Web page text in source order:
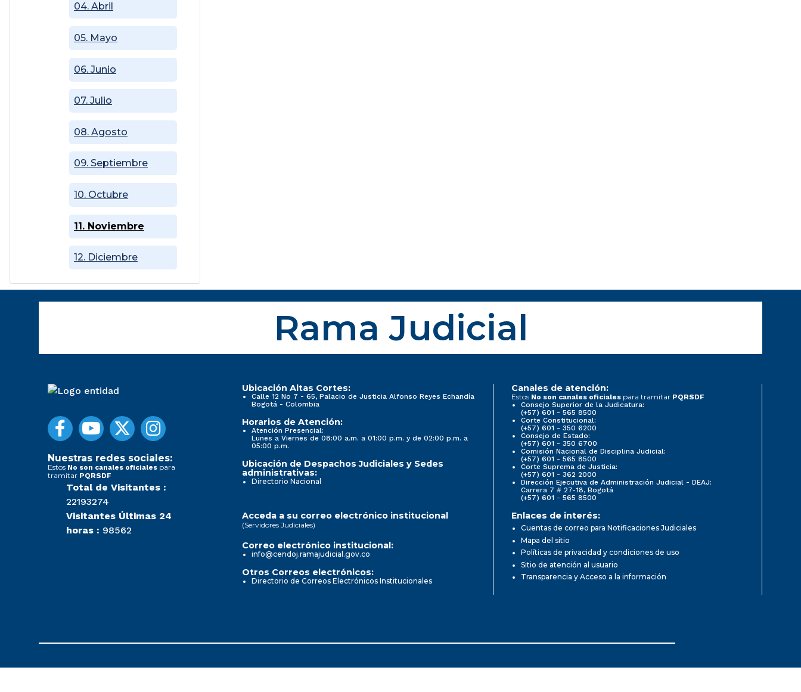
04. Abril
05. Mayo
06. Junio
07. Julio
08. Agosto
09. Septiembre
10. Octubre
11. Noviembre
12. Diciembre
Rama Judicial
Nuestras redes sociales:
Estos No son canales oficiales para
tramitar PQRSDF
Total de Visitantes :
22193274
Visitantes Últimas 24
horas : 98562
Ubicación Altas Cortes:
Calle 12 No 7 - 65, Palacio de Justicia Alfonso Reyes Echandía
Bogotá - Colombia
Horarios de Atención:
Atención Presencial:
Lunes a Viernes de 08:00 a.m. a 01:00 p.m. y de 02:00 p.m. a
05:00 p.m.
Ubicación de Despachos Judiciales y Sedes
administrativas:
Directorio Nacional
Canales de atención:
Estos No son canales oficiales para tramitar PQRSDF
Consejo Superior de la Judicatura:
(+57) 601 - 565 8500
Corte Constitucional:
(+57) 601 - 350 6200
Consejo de Estado:
(+57) 601 - 350 6700
Comisión Nacional de Disciplina Judicial:
(+57) 601 - 565 8500
Corte Suprema de Justicia:
(+57) 601 - 362 2000
Dirección Ejecutiva de Administración Judicial - DEAJ:
Carrera 7 # 27-18, Bogotá
(+57) 601 - 565 8500
Acceda a su correo electrónico institucional
(Servidores Judiciales)
Correo electrónico institucional:
info@cendoj.ramajudicial.gov.co
Otros Correos electrónicos:
Directorio de Correos Electrónicos Institucionales
Enlaces de interés:
Cuentas de correo para Notificaciones Judiciales
Mapa del sitio
Políticas de privacidad y condiciones de uso
Sitio de atención al usuario
Transparencia y Acceso a la información